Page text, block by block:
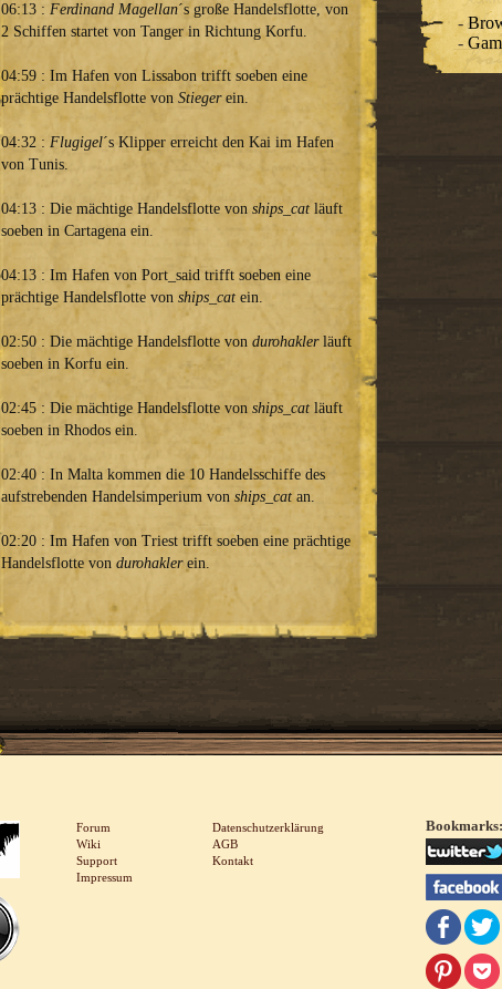
06:13 : Ferdinand Magellan´s große Handelsflotte, von
2 Schiffen startet von Tanger in Richtung Korfu.
04:59 : Im Hafen von Lissabon trifft soeben eine
prächtige Handelsflotte von Stiegerein.
04:32 : Flugigel´s Klipper erreicht den Kai im Hafen
von Tunis.
04:13 : Die mächtige Handelsflotte von ships_cat läuft
soeben in Cartagena ein.
04:13 : Im Hafen von Port_said trifft soeben eine
prächtige Handelsflotte von ships_cat ein.
02:50 : Die mächtige Handelsflotte von durohaklerläuft
soeben in Korfu ein.
02:45 : Die mächtige Handelsflotte von ships_cat läuft
soeben in Rhodos ein.
02:40 : In Malta kommen die 10 Handelsschiffe des
aufstrebenden Handelsimperium von ships_cat an.
02:20 : Im Hafen von Triest trifft soeben eine prächtige
Handelsflotte von durohaklerein.
-
-
Forum
Wiki
Support
Impressum
Datenschutzerklärung
AGB
Kontakt
Bookmarks: